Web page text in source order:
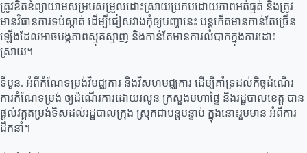
ត្រូវខិតខំព្យាយាមសម្របសម្រួលដោះស្រាយប្រកបដោយភាពអត់ធ្មត់ និងត្រូវ
មានវិធានការទប់ស្កាត់ ដើម្បីជៀសវាងកុំឲ្យបញ្ហានេះ បន្តកើតមានកាន់តែច្រើន
ឡើងដែលអាចបង្កភាពស្មុគស្មាញ និងកាន់តែមានការលំបាកក្នុងការដោះ
ស្រាយ។
ទីបួន. អំពីកំណែទម្រង់វិមជ្ឈការ និងវិសហមជ្ឈការ ដើម្បីគាំទ្រដល់កិច្ចដំណើរ
ការកំណែទម្រង់ ឲ្យដំណើរការដោយរលូន ក្រសួងមហាផ្ទៃ និងរដ្ឋបាលខេត្ត បាន
ផ្តល់វគ្គតម្រង់ទិសដល់រដ្ឋបាលក្រុង ស្រុកជាបន្តបន្ទាប់ ក្នុងនោះរួមមាន អំពីការ
ដឹកនាំ។